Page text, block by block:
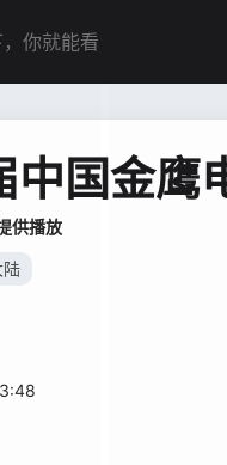
中国金鹰
供播放
陆